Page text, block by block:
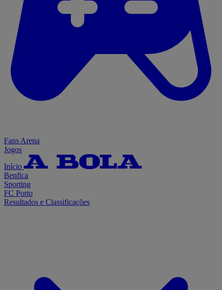
Fans Arena
Jogos
Início
Benfica
Sporting
FC Porto
Resultados e Classificações